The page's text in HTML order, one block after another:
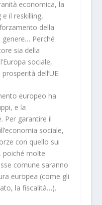
economica, la
e il reskilling,
della
genere… Perché
sia della
sociale,
dell’UE.
europeo ha
e la
Per garantire il
sociale,
con quello sui
poiché molte
comune saranno
europea (come gli
la fiscalità…).